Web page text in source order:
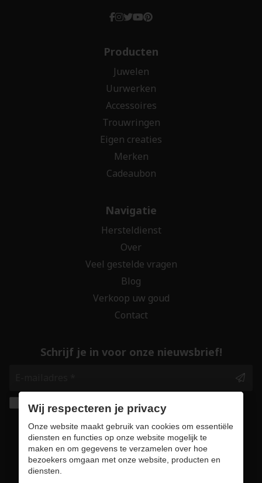
Producten
Juwelen
Uurwerken
Accessoires
Trouwringen
Eigen creaties
Merken
Cadeaubon
Navigatie
Hersteldienst
Over
Veel gestelde vragen
Blog
Verkoop uw goud
Contact
Schrijf je in voor onze nieuwsbrief!
Ik geef de toestemming om mijn gegevens te
bewaren en verwerken zoals aangegeven in
onzeprivacy statement. *
Wij respecteren je privacy
Onze website maakt gebruik van cookies om essentiële
diensten en functies op onze website mogelijk te
maken en om gegevens te verzamelen over hoe
bezoekers omgaan met onze website, producten en
diensten.